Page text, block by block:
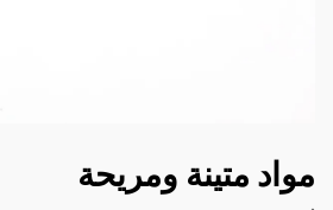
مواد متينة ومريحة